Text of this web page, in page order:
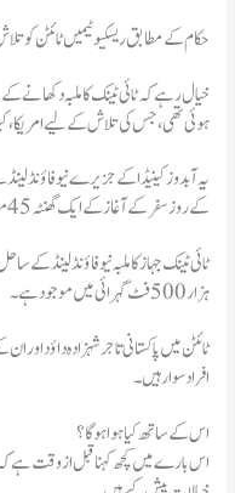
حکام کے مطابق ریسکیو ٹیمیں ٹائٹن کو
ہوئی تھی، جس کی تلاش کے لیے
یہ آبدوز کینیڈا کے جزیرے نیو
کے روز سفر کے آغاز کے ایک گھنٹہ 45 منٹ بعد ہی آبدوز کا رابطہ منقطع ہو گیا تھا۔
ہزار 500 فٹ گہرائی میں موجود ہے۔
افراد سوار ہیں۔
اس کے ساتھ کیا ہوا ہوگا؟
اس بارے میں کچھ کہنا قبل از وقت ہے کہ